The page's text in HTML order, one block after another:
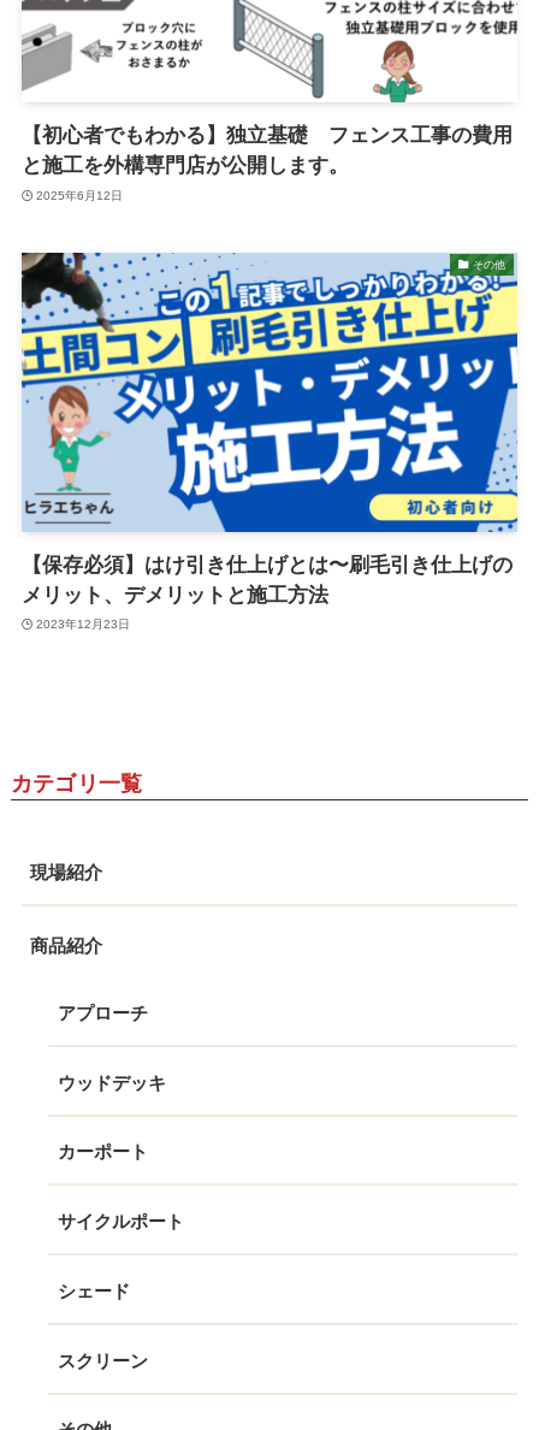
【初心者でもわかる】独立基礎 フェンス工事の費用
と施工を外構専門店が公開します。
2025年6月12日
その他
【保存必須】はけ引き仕上げとは〜刷毛引き仕上げの
メリット、デメリットと施工方法
2023年12月23日
カテゴリ一覧
現場紹介
商品紹介
アプローチ
ウッドデッキ
カーポート
サイクルポート
シェード
スクリーン